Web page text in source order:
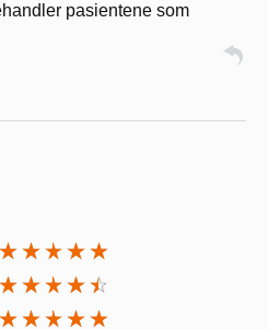
pasientene som